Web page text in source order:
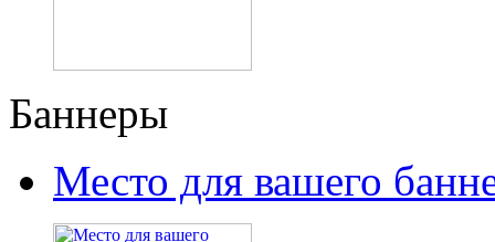
Баннеры
Место для вашего